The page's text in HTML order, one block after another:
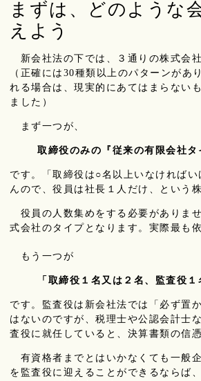
まずは、どのような
えよう
新会社法の下では、３通りの株式会
（正確には30種類以上のパターンがあ
れる場合は、現実的にあてはまらない
ました）
まず一つが、
取締役のみの『従来の有限会社タ
です。「取締役は○名以上いなければ
んので、役員は社長１人だけ、という
役員の人数集めをする必要がありま
式会社のタイプとなります。実際最も
もう一つが
「取締役１名又は２名、監査役１
です。監査役は新会社法では「必ず置
はないのですが、税理士や公認会計士
査役に就任していると、決算書類の信
有資格者までとはいかなくても一般
を監査役に迎えることができるならば